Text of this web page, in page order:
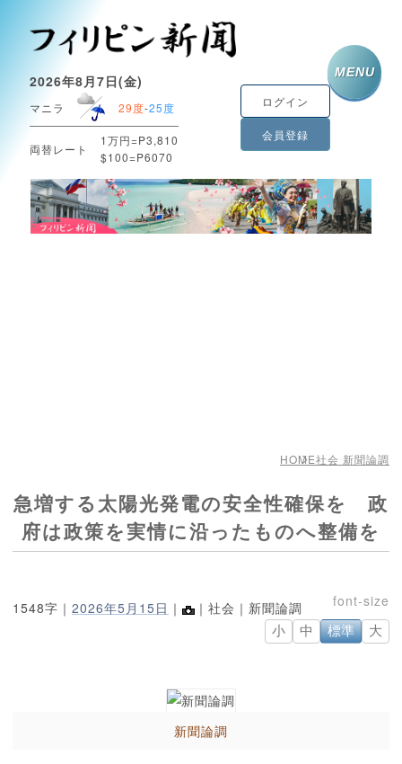
2026年8月7日(金)
マニラ 29度-25度
両替レート
1万円=P3,810
$100=P6070
ログイン
会員登録
MENU
HOME社会 新聞論調
急増する太陽光発電の安全性確保を 政
府は政策を実情に沿ったものへ整備を
1548字｜ 2026年5月15日 ｜ ｜社会｜新聞論調
小 中 標準 大
新聞論調